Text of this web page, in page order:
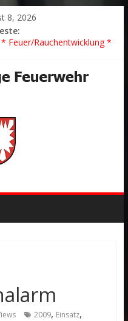
8, 2026
Feuer/Rauchentwicklung *
*
Aufzug *
* Hingstheide
2009, Einsatz,